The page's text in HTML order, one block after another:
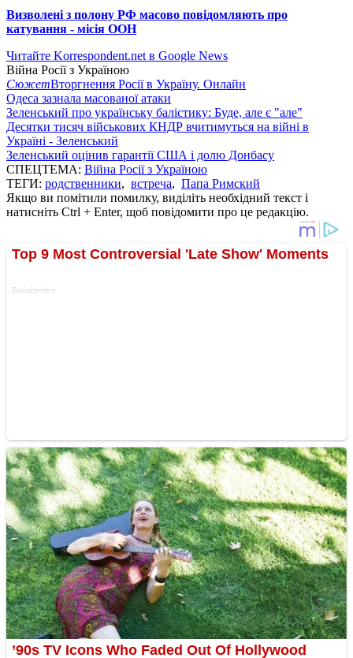
Визволені з полону РФ масово повідомляють про
катування - місія ООН
Читайте Korrespondent.net в Google News
Війна Росії з Україною
СюжетВторгнення Росії в Україну. Онлайн
Одеса зазнала масованої атаки
Зеленський про українську балістику: Буде, але є "але"
Десятки тисяч військових КНДР вчитимуться на війні в
Україні - Зеленський
Зеленський оцінив гарантії США і долю Донбасу
СПЕЦТЕМА: Війна Росії з Україною
ТЕГИ: родственники, встреча, Папа Римский
Якщо ви помітили помилку, виділіть необхідний текст і
натисніть Ctrl + Enter, щоб повідомити про це редакцію.